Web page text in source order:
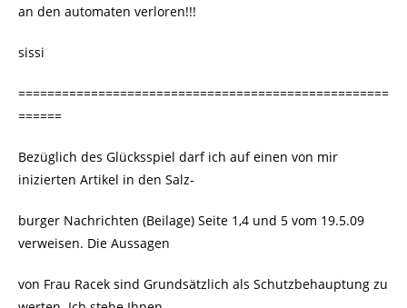
an den automaten verloren!!!
sissi
===================================================
======
Bezüglich des Glücksspiel darf ich auf einen von mir
inizierten Artikel in den Salz-
burger Nachrichten (Beilage) Seite 1,4 und 5 vom 19.5.09
verweisen. Die Aussagen
von Frau Racek sind Grundsätzlich als Schutzbehauptung zu